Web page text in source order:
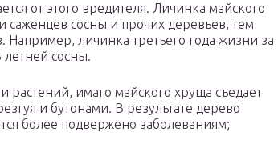
от этого вредителя. Личинка майского
саженцев сосны и прочих деревьев, тем
личинка третьего года жизни за
летней сосны.
растений, имаго майского хруща съедает
и бутонами. В результате дерево
более подвержено заболеваниям;